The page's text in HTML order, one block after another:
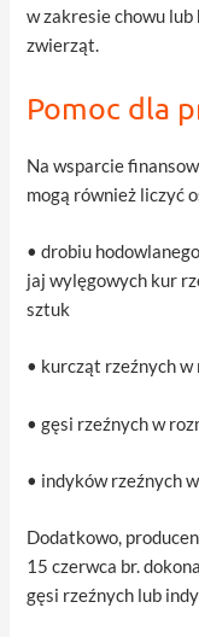
w zakresie chowu
zwierząt.
Pomoc dla
Na wsparcie
mogą również liczyć
• drobiu
jaj wylęgowych kur
sztuk
• kurcząt rzeźnych
• gęsi rzeźnych w
• indyków rzeźnych
Dodatkowo,
15 czerwca br.
gęsi rzeźnych lub